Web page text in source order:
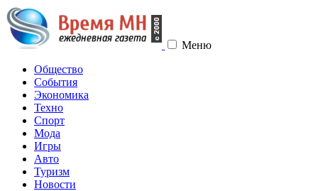
Меню
Общество
События
Экономика
Техно
Спорт
Мода
Игры
Авто
Туризм
Новости